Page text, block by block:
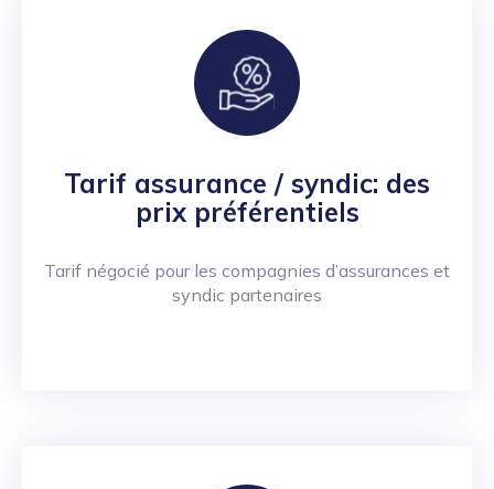
Tarif assurance / syndic: des
prix préférentiels
Tarif négocié pour les compagnies d’assurances et
syndic partenaires